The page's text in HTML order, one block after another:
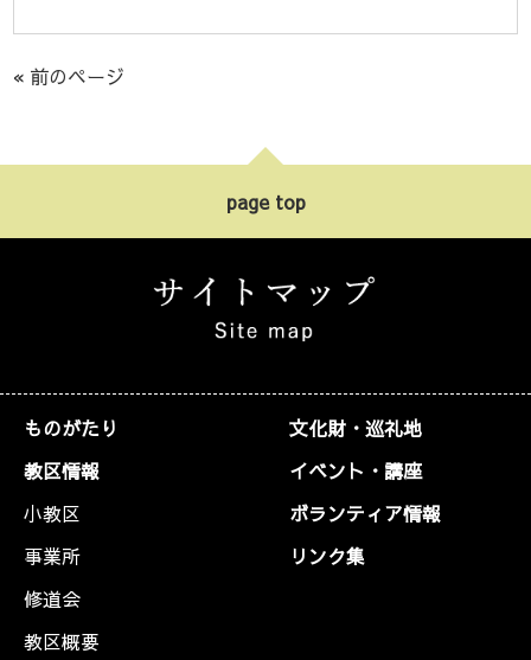
« 前のページ
page top
ものがたり
教区情報
小教区
事業所
修道会
教区概要
文化財・巡礼地
イベント・講座
ボランティア情報
リンク集